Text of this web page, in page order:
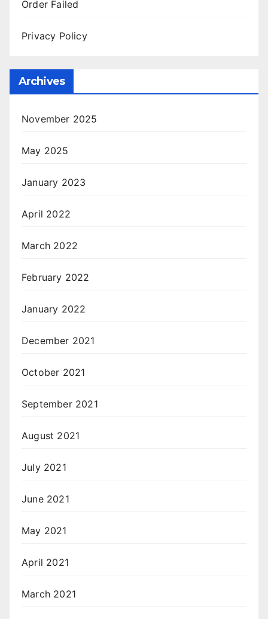
Order Failed
Privacy Policy
Archives
November 2025
May 2025
January 2023
April 2022
March 2022
February 2022
January 2022
December 2021
October 2021
September 2021
August 2021
July 2021
June 2021
May 2021
April 2021
March 2021